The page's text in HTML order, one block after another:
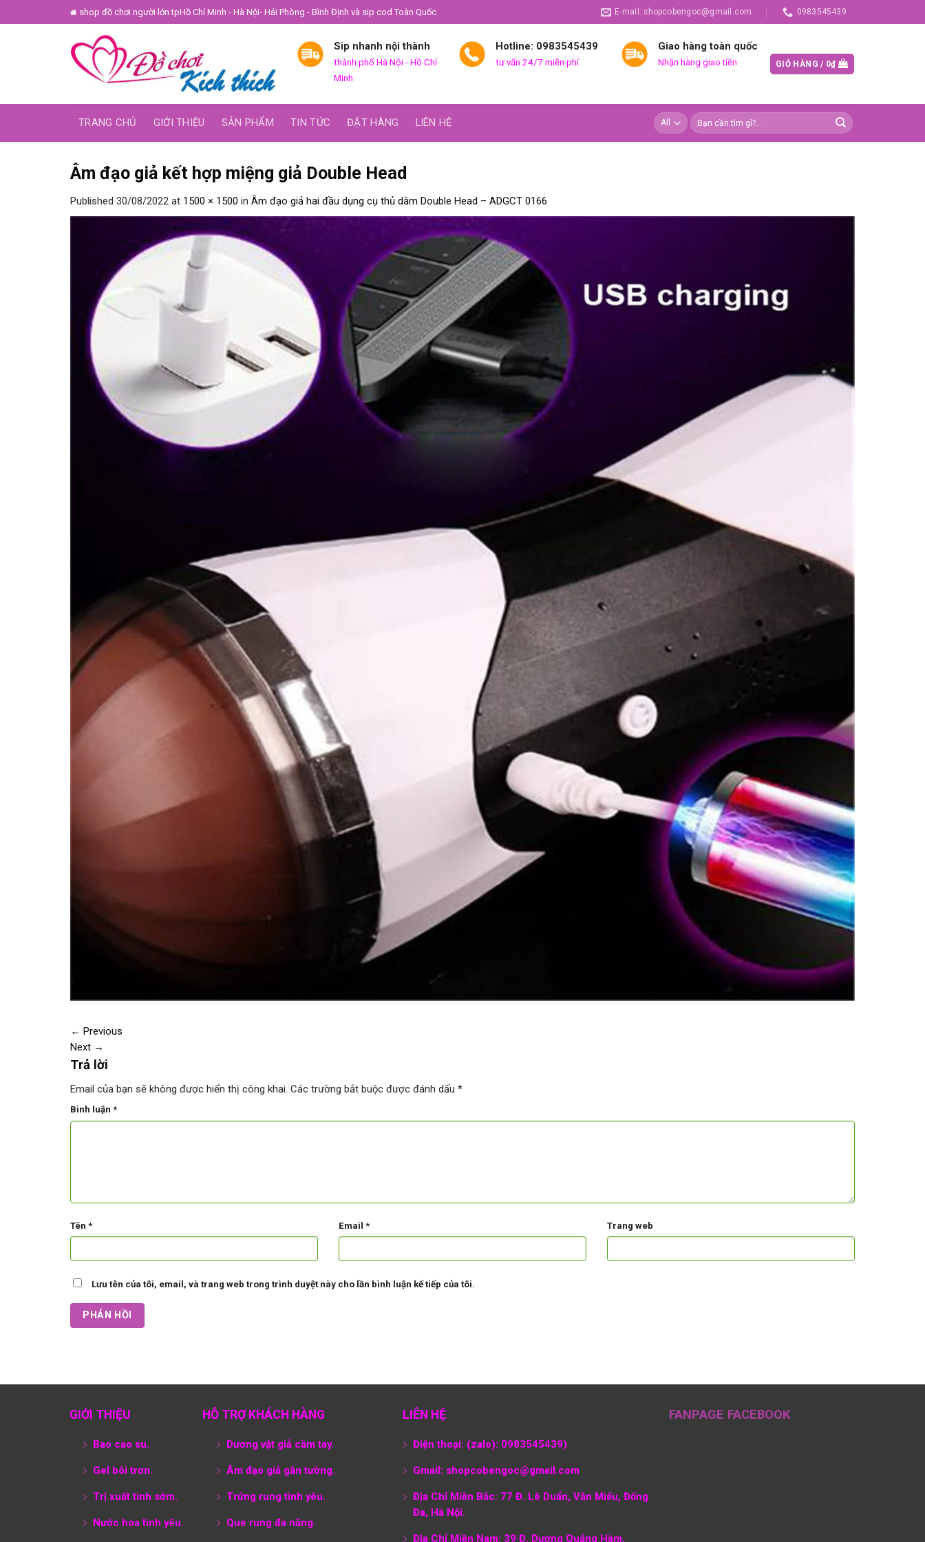
to
shop đồ chơi người lớn tpHồ Chí Minh - Hà Nội- Hải Phòng - Bình Định và sip cod Toàn Quốc E-mail: shopcobengoc@gmail.com 0983545439
Sip nhanh nội thành
thành phố Hà Nội - Hồ Chí
Minh
Hotline: 0983545439
tư vấn 24/7 miễn phí
Giao hàng toàn quốc
Nhận hàng giao tiền GIỎ HÀNG / 0₫
TRANG CHỦ GIỚI THIỆU SẢN PHẨM TIN TỨC ĐẶT HÀNG LIÊN HỆ
Âm đạo giả kết hợp miệng giả Double Head
Published 30/08/2022 at 1500 × 1500 in Âm đạo giả hai đầu dụng cụ thủ dâm Double Head – ADGCT 0166
← Previous
Next →
Trả lời
Email của bạn sẽ không được hiển thị công khai. Các trường bắt buộc được đánh dấu *
Bình luận *
Tên * Email * Trang web
Lưu tên của tôi, email, và trang web trong trình duyệt này cho lần bình luận kế tiếp của tôi.
GIỚI THIỆU
Bao cao su.
Gel bôi trơn.
Trị xuất tinh sớm.
Nước hoa tình yêu.
HỖ TRỢ KHÁCH HÀNG
Dương vật giả cầm tay.
Âm đạo giả gắn tường.
Trứng rung tình yêu.
Que rung đa năng.
LIÊN HỆ
Điện thoại: (zalo): 0983545439)
Gmail: shopcobengoc@gmail.com
Địa Chỉ Miền Bắc: 77 Đ. Lê Duẩn, Văn Miếu, Đống
Đa, Hà Nội.
Địa Chỉ Miền Nam: 39 Đ. Dương Quảng Hàm,
FANPAGE FACEBOOK